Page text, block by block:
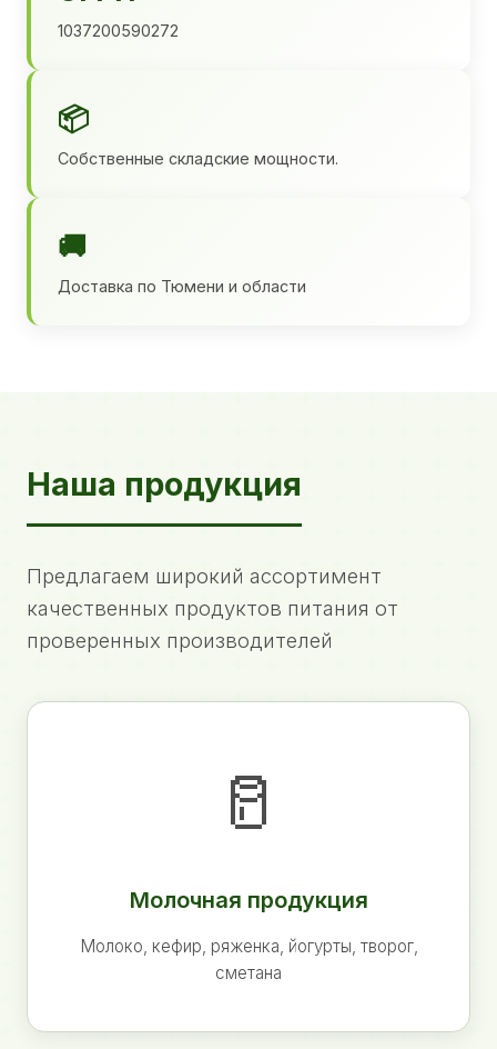
1037200590272
📦
Собственные складские мощности.
🚚
Доставка по Тюмени и области
Наша продукция
Предлагаем широкий ассортимент
качественных продуктов питания от
проверенных производителей
🥛
Молочная продукция
Молоко, кефир, ряженка, йогурты, творог,
сметана